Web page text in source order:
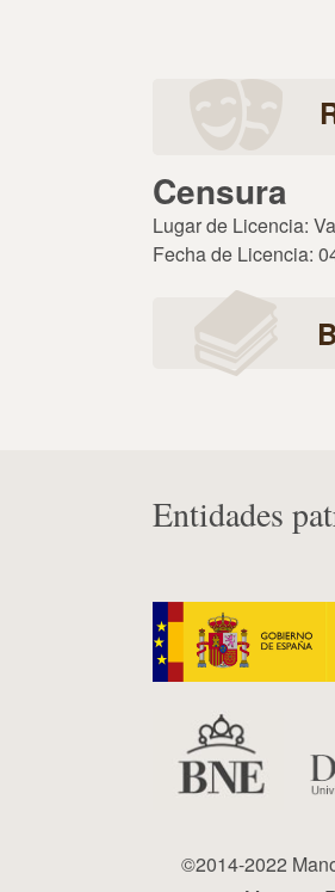
Censura
Lugar de Licencia:
Fecha de Licencia:
Entidades
©2014-2022